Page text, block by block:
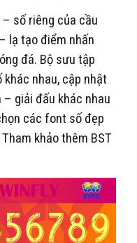
số riêng của cầu
lạ tạo điểm nhấn
đá. Bộ sưu tập
khác nhau, cập nhật
giải đấu khác nhau
các font số đẹp
khảo thêm BST